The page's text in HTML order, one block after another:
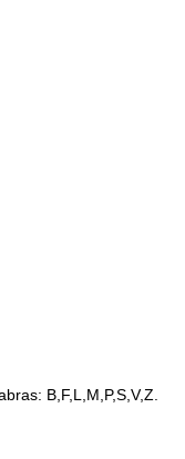
B,F,L,M,P,S,V,Z.